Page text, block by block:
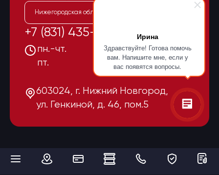
Ирина
Здравствуйте! Готова помочь
вам. Напишите мне, если у
вас появятся вопросы.
Нижегородская область
+7 (831) 435-15-55
пн.-чт.
пт.
08:00-17:00
08:00-16:00
603024, г. Нижний Новгород,
ул. Генкиной, д. 46, пом.5